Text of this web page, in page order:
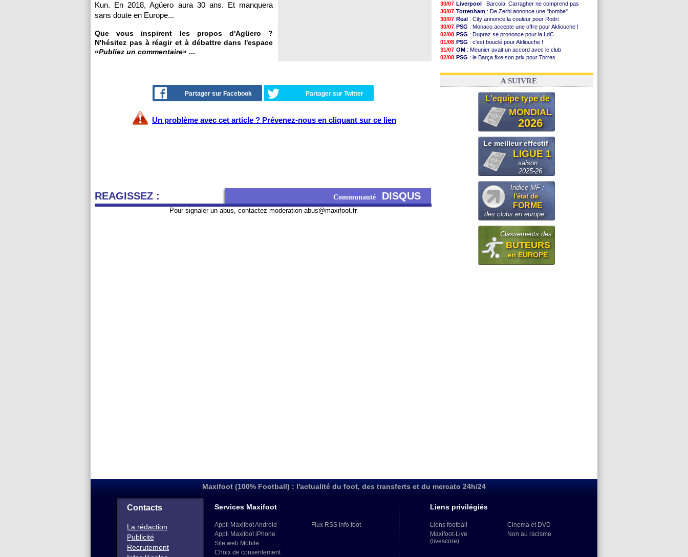
Kun. En 2018, Agüero aura 30 ans. Et manquera
sans doute en Europe...
Que vous inspirent les propos d'Agüero ?
N'hésitez pas à réagir et à débattre dans l'espace
«Publiez un commentaire» ...
Partager sur Facebook Partager sur Twitter
Un problème avec cet article ? Prévenez-nous en cliquant sur ce lien
REAGISSEZ : Communauté DISQUS
Pour signaler un abus, contactez moderation-abus@maxifoot.fr
30/07 Liverpool : Barcola, Carragher ne comprend pas
30/07 Tottenham : De Zerbi annonce une "bombe"
30/07 Real : City annonce la couleur pour Rodri
30/07 PSG : Monaco accepte une offre pour Akliouche !
02/08 PSG : Dupraz se prononce pour la LdC
01/08 PSG : c'est bouclé pour Akliouche !
31/07 OM : Meunier avait un accord avec le club
02/08 PSG : le Barça fixe son prix pour Torres
03/08 FIFA: Infantino sollicite Trump
A SUIVRE
L'equipe type de
MONDIAL
2026
Le meilleur effectif
LIGUE 1
saison
2025-26
Indice MF :
l'état de
FORME
des clubs en europe
Classements des
BUTEURS
en EUROPE
Maxifoot (100% Football) : l'actualité du foot, des transferts et du mercato 24h/24
Contacts
La rédaction
Publicité
Recrutement
Services Maxifoot
Appli Maxifoot Android
Appli Maxifoot iPhone
Site web Mobile
Choix de consentement
Flux RSS info foot
Liens privilégiés
Liens football
Maxifoot-Live
(livescore)
Cinema et DVD
Non au racisme